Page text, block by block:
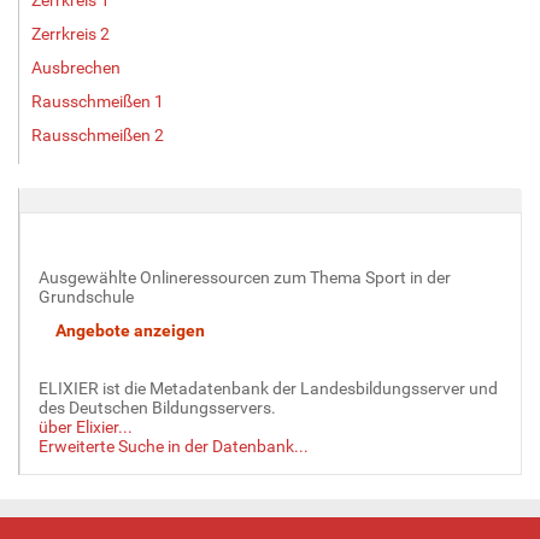
Zerrkreis 2
Ausbrechen
Rausschmeißen 1
Rausschmeißen 2
Ausgewählte Onlineressourcen zum Thema Sport in der
Grundschule
ELIXIER ist die Metadatenbank der Landesbildungsserver und
des Deutschen Bildungsservers.
über Elixier...
Erweiterte Suche in der Datenbank...